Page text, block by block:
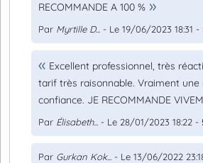
RECOMMANDE A 100 %
Par Myrtille D... - Le 19/06/2023 18:31 -
Excellent professionnel, très
tarif très raisonnable. Vraiment une
confiance. JE RECOMMANDE
Par Élisabeth... - Le 28/01/2023 18:22 -
Par Gurkan Kok... - Le 13/06/2022